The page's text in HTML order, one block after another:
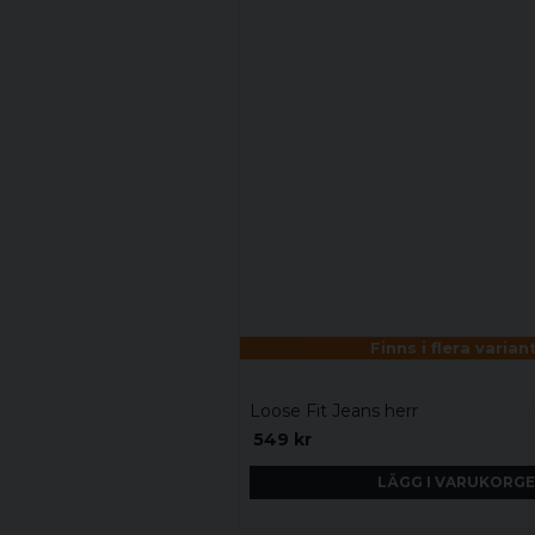
Finns i flera
Loose Fit Jeans herr
549 kr
LÄGG I